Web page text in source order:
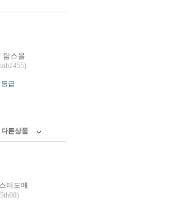
탐스몰
등급
다른상품
터도매